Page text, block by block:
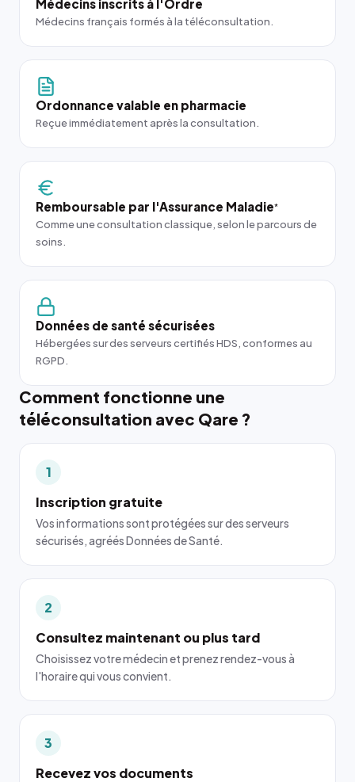
Médecins inscrits à l'Ordre
Médecins français formés à la téléconsultation.
Ordonnance valable en pharmacie
Reçue immédiatement après la consultation.
Remboursable par l'Assurance Maladie*
Comme une consultation classique, selon le parcours de
soins.
Données de santé sécurisées
Hébergées sur des serveurs certifiés HDS, conformes au
RGPD.
Comment fonctionne une
téléconsultation avec Qare ?
1
Inscription gratuite
Vos informations sont protégées sur des serveurs
sécurisés, agréés Données de Santé.
2
Consultez maintenant ou plus tard
Choisissez votre médecin et prenez rendez-vous à
l'horaire qui vous convient.
3
Recevez vos documents